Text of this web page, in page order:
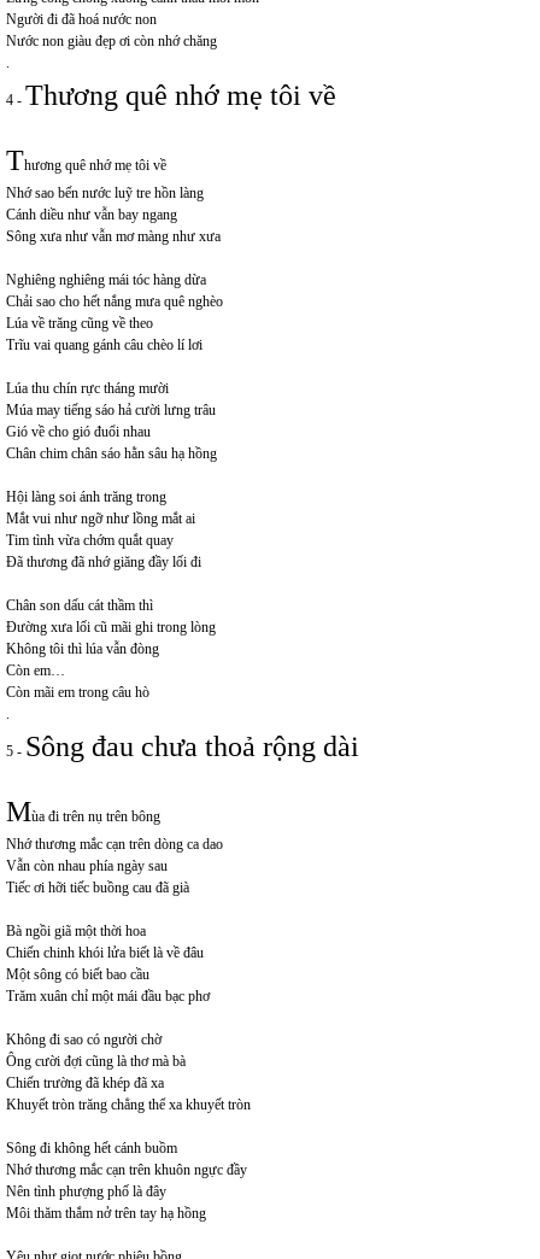
Người đi đã hoá nước non
Nước non giàu đẹp ơi còn nhớ chăng
.
4 - Thương quê nhớ mẹ tôi về
Thương quê nhớ mẹ tôi về
Nhớ sao bến nước luỹ tre hồn làng
Cánh diều như vẫn bay ngang
Sông xưa như vẫn mơ màng như xưa
Nghiêng nghiêng mái tóc hàng dừa
Chải sao cho hết nắng mưa quê nghèo
Lúa về trăng cũng về theo
Trĩu vai quang gánh câu chèo lí lơi
Lúa thu chín rực tháng mười
Múa may tiếng sáo hả cười lưng trâu
Gió về cho gió đuổi nhau
Chân chim chân sáo hằn sâu hạ hồng
Hội làng soi ánh trăng trong
Mắt vui như ngỡ như lồng mắt ai
Tim tình vừa chớm quắt quay
Đã thương đã nhớ giăng đầy lối đi
Chân son dấu cát thầm thì
Đường xưa lối cũ mãi ghi trong lòng
Không tôi thì lúa vẫn đòng
Còn em…
Còn mãi em trong câu hò
.
5 - Sông đau chưa thoả rộng dài
Mùa đi trên nụ trên bông
Nhớ thương mắc cạn trên dòng ca dao
Vẫn còn nhau phía ngày sau
Tiếc ơi hỡi tiếc buồng cau đã già
Bà ngồi giã một thời hoa
Chiến chinh khói lửa biết là về đâu
Một sông có biết bao cầu
Trăm xuân chỉ một mái đầu bạc phơ
Không đi sao có người chờ
Ông cười đợi cũng là thơ mà bà
Chiến trường đã khép đã xa
Khuyết tròn trăng chẳng thể xa khuyết tròn
Sông đi không hết cánh buồm
Nhớ thương mắc cạn trên khuôn ngực đầy
Nên tình phượng phố là đây
Môi thăm thắm nở trên tay hạ hồng